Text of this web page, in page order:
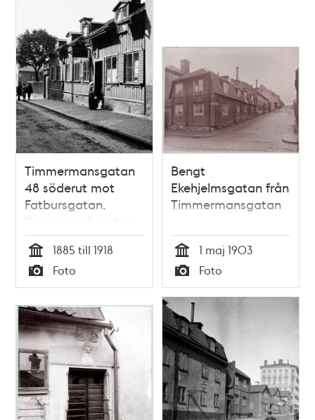
Timmermansgatan
48 söderut mot
Fatbursgatan.
Kvinnan vid porten
håller en kanna i
handen. Nuvarande
kv. Hållkarlen
Tid
1885 till 1918
Typ
Foto
Bengt
Ekehjelmsgatan från
Timmermansgatan
Tid
1 maj 1903
Typ
Foto